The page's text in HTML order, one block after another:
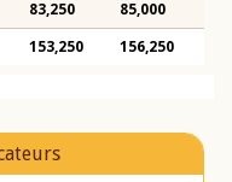
83,250 85,000
153,250 156,250